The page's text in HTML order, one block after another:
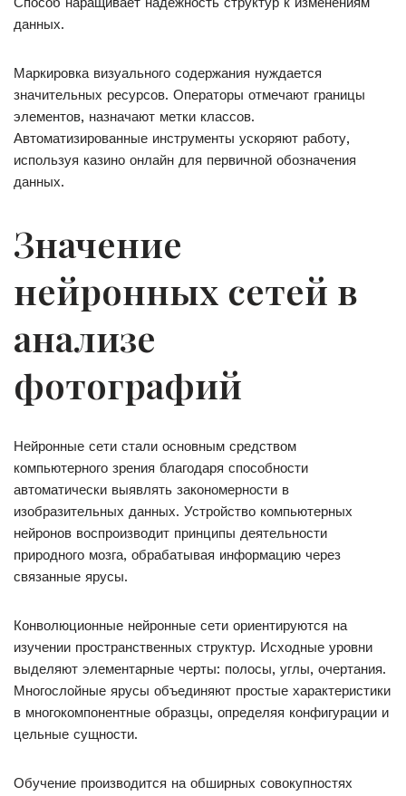
данных.
Маркировка визуального содержания нуждается
значительных ресурсов. Операторы отмечают границы
элементов, назначают метки классов.
Автоматизированные инструменты ускоряют работу,
используя казино онлайн для первичной обозначения
данных.
Значение
нейронных сетей в
анализе
фотографий
Нейронные сети стали основным средством
компьютерного зрения благодаря способности
автоматически выявлять закономерности в
изобразительных данных. Устройство компьютерных
нейронов воспроизводит принципы деятельности
природного мозга, обрабатывая информацию через
связанные ярусы.
Конволюционные нейронные сети ориентируются на
изучении пространственных структур. Исходные уровни
выделяют элементарные черты: полосы, углы, очертания.
Многослойные ярусы объединяют простые характеристики
в многокомпонентные образцы, определяя конфигурации и
цельные сущности.
Обучение производится на обширных совокупностях